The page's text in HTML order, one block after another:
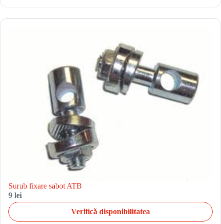
Surub fixare sabot ATB
9 lei
Verifică disponibilitatea